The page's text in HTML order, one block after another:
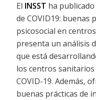
El INSST ha
de COVID19: buenas
psicosocial en
presenta un análisis
que está
los centros
COVID-19. Además,
buenas prácticas de